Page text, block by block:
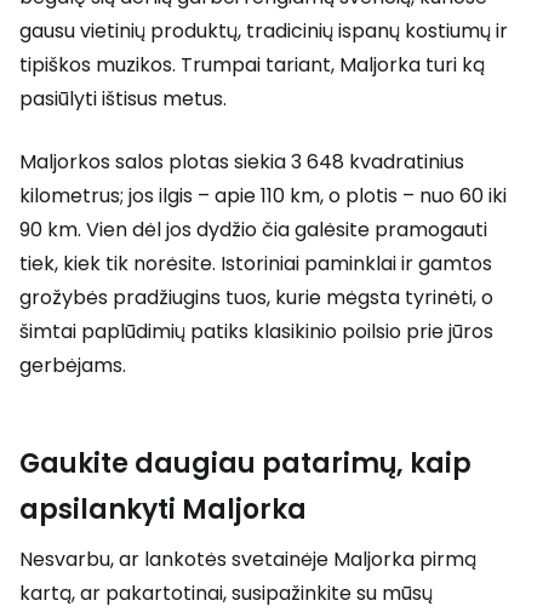
gausu vietinių produktų, tradicinių ispanų kostiumų ir
tipiškos muzikos. Trumpai tariant, Maljorka turi ką
pasiūlyti ištisus metus.
Maljorkos salos plotas siekia 3 648 kvadratinius
kilometrus; jos ilgis – apie 110 km, o plotis – nuo 60 iki
90 km. Vien dėl jos dydžio čia galėsite pramogauti
tiek, kiek tik norėsite. Istoriniai paminklai ir gamtos
grožybės pradžiugins tuos, kurie mėgsta tyrinėti, o
šimtai paplūdimių patiks klasikinio poilsio prie jūros
gerbėjams.
Gaukite daugiau patarimų, kaip
apsilankyti Maljorka
Nesvarbu, ar lankotės svetainėje Maljorka pirmą
kartą, ar pakartotinai, susipažinkite su mūsų